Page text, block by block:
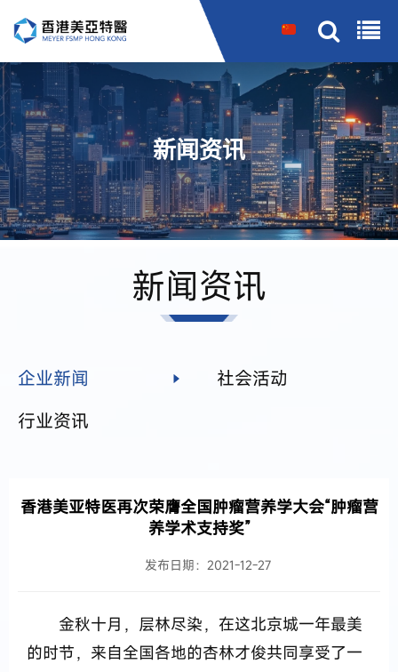
搜索
新闻资讯
新闻资讯
企业新闻
社会活动
行业资讯
香港美亚特医再次荣膺全国肿瘤营养学大会“肿瘤营
养学术支持奖”
发布日期：2021-12-27
金秋十月，层林尽染，在这北京城一年最美
的时节，来自全国各地的杏林才俊共同享受了一